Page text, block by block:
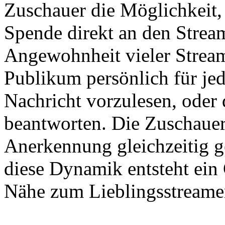
Zuschauer die
Spende direkt an den
Angewohnheit vieler
Publikum persönlich für
Nachricht vorzulesen, oder
beantworten. Die
Anerkennung gleichzeitig
diese Dynamik entsteht
Nähe zum